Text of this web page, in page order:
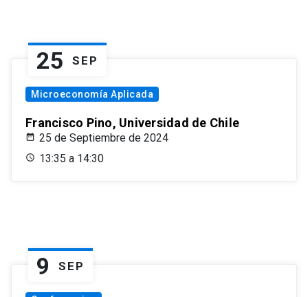
25 SEP
Microeconomía Aplicada
Francisco Pino, Universidad de Chile
25 de Septiembre de 2024
13:35 a 14:30
9 SEP